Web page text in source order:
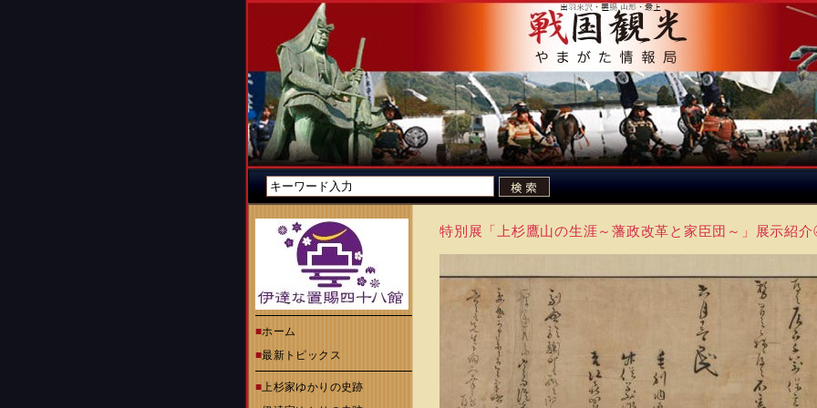
■ホーム
■最新トピックス
■上杉家ゆかりの史跡
特別展「上杉鷹山の生涯～藩政改革と家臣団～」展示紹